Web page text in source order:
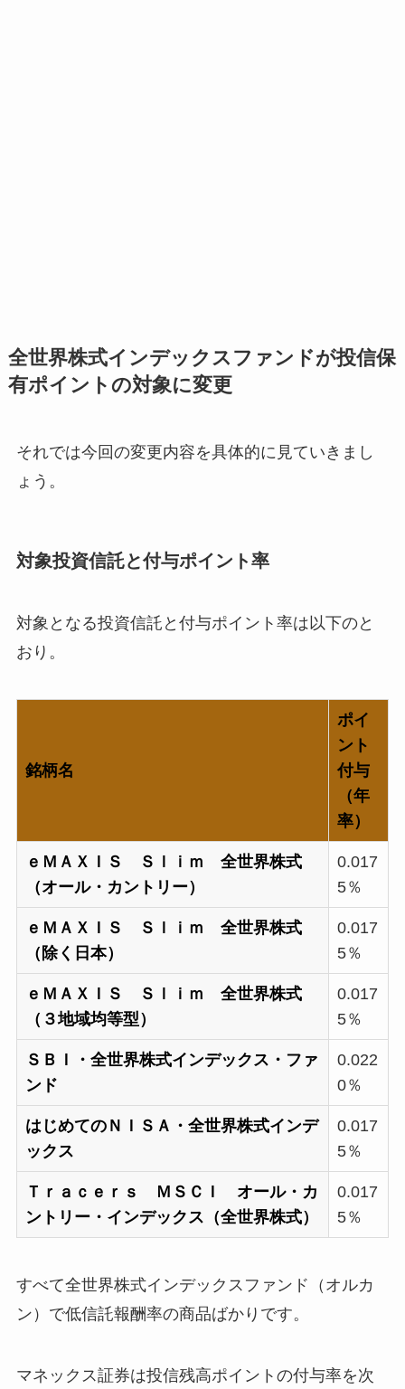
全世界株式インデックスファンドが投信保
有ポイントの対象に変更
それでは今回の変更内容を具体的に見ていきまし
ょう。
対象投資信託と付与ポイント率
対象となる投資信託と付与ポイント率は以下のと
おり。
銘柄名
ポイ
ント
付与
（年
率）
ｅＭＡＸＩＳ Ｓｌｉｍ 全世界株式
（オール・カントリー）
0.017
5％
ｅＭＡＸＩＳ Ｓｌｉｍ 全世界株式
（除く日本）
0.017
5％
ｅＭＡＸＩＳ Ｓｌｉｍ 全世界株式
（３地域均等型）
0.017
5％
ＳＢＩ・全世界株式インデックス・ファ
ンド
0.022
0％
はじめてのＮＩＳＡ・全世界株式インデ
ックス
0.017
5％
Ｔｒａｃｅｒｓ ＭＳＣＩ オール・カ
ントリー・インデックス（全世界株式）
0.017
5％
すべて全世界株式インデックスファンド（オルカ
ン）で低信託報酬率の商品ばかりです。
マネックス証券は投信残高ポイントの付与率を次